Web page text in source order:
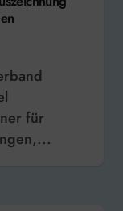
für